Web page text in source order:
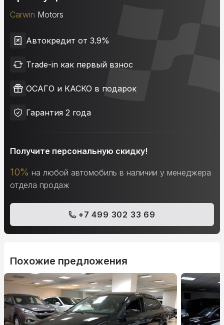
Carwin Motors
Автокредит от 3.9%
Trade-in как первый взнос
ОСАГО и КАСКО в подарок
Гарантия 2 года
Получите персональную скидку!
10% на любой автомобиль в наличии у менеджера
отдела продаж
+7 499 302 33 69
Похожие предложения